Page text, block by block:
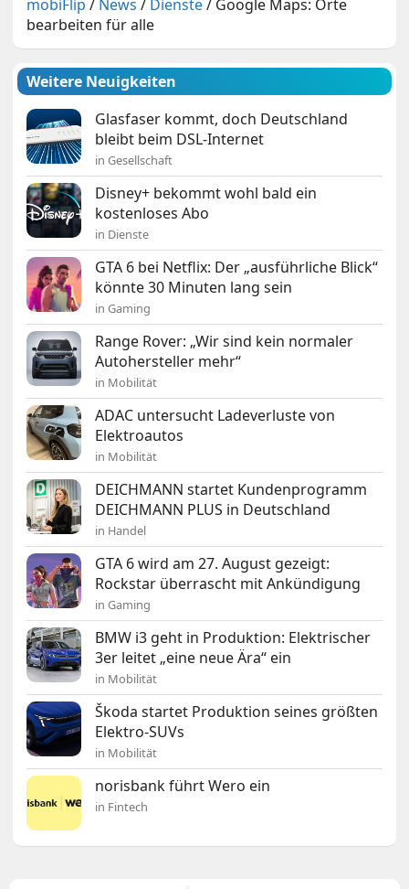
mobiFlip / News / Dienste/ Google Maps: Orte
bearbeiten für alle
Weitere Neuigkeiten
Glasfaser kommt, doch Deutschland
bleibt beim DSL-Internet
in Gesellschaft
Disney+ bekommt wohl bald ein
kostenloses Abo
in Dienste
GTA 6 bei Netflix: Der „ausführliche Blick“
könnte 30 Minuten lang sein
in Gaming
Range Rover: „Wir sind kein normaler
Autohersteller mehr“
in Mobilität
ADAC untersucht Ladeverluste von
Elektroautos
in Mobilität
DEICHMANN startet Kundenprogramm
DEICHMANN PLUS in Deutschland
in Handel
GTA 6 wird am 27. August gezeigt:
Rockstar überrascht mit Ankündigung
in Gaming
BMW i3 geht in Produktion: Elektrischer
3er leitet „eine neue Ära“ ein
in Mobilität
Škoda startet Produktion seines größten
Elektro-SUVs
in Mobilität
norisbank führt Wero ein
in Fintech